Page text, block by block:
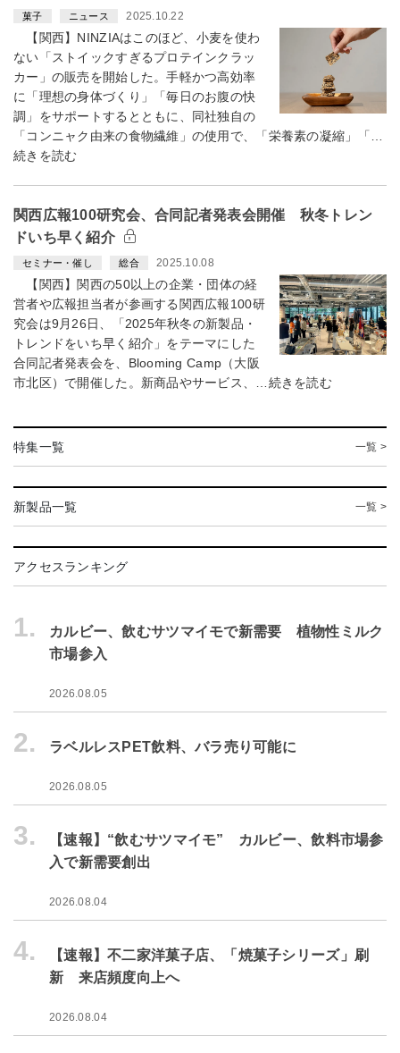
菓子 ニュース 2025.10.22
【関西】NINZIAはこのほど、小麦を使わ
ない「ストイックすぎるプロテインクラッ
カー」の販売を開始した。手軽かつ高効率
に「理想の身体づくり」「毎日のお腹の快
調」をサポートするとともに、同社独自の
「コンニャク由来の食物繊維」の使用で、「栄養素の凝縮」「…
続きを読む
関西広報100研究会、合同記者発表会開催 秋冬トレン
ドいち早く紹介
セミナー・催し 総合 2025.10.08
【関西】関西の50以上の企業・団体の経
営者や広報担当者が参画する関西広報100研
究会は9月26日、「2025年秋冬の新製品・
トレンドをいち早く紹介」をテーマにした
合同記者発表会を、Blooming Camp（大阪
市北区）で開催した。新商品やサービス、…続きを読む
特集一覧 一覧 >
新製品一覧 一覧 >
アクセスランキング
1.
カルビー、飲むサツマイモで新需要 植物性ミルク
市場参入
2026.08.05
2. ラベルレスPET飲料、バラ売り可能に
2026.08.05
3.
【速報】“飲むサツマイモ” カルビー、飲料市場参
入で新需要創出
2026.08.04
4.
【速報】不二家洋菓子店、「焼菓子シリーズ」刷
新 来店頻度向上へ
2026.08.04